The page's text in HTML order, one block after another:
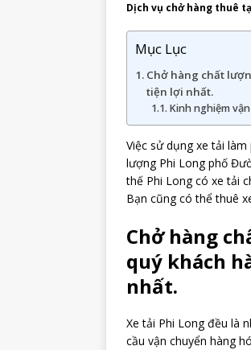
Dịch vụ chở hàng thuê
Mục Lục
Chở hàng chất
tiện lợi nhất.
Kinh nghiệm
Việc sử dụng xe tải
lượng Phi Long phố
thế Phi Long có xe tải
Bạn cũng có thể thuê
Chở hàng
quý khách
nhất.
Xe tải Phi Long đều là
cầu vận chuyển hàng